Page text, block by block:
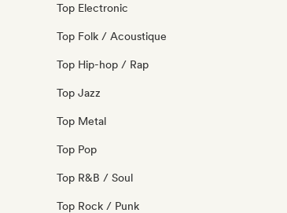
Top Electronic
Top Folk / Acoustique
Top Hip-hop / Rap
Top Jazz
Top Metal
Top Pop
Top R&B / Soul
Top Rock / Punk